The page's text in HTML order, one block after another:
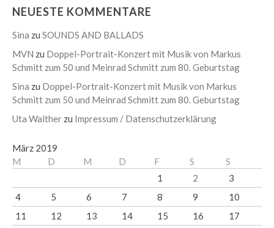
NEUESTE KOMMENTARE
Sina zu SOUNDS AND BALLADS
MVN zu Doppel-Portrait-Konzert mit Musik von Markus
Schmitt zum 50 und Meinrad Schmitt zum 80. Geburtstag
Sina zu Doppel-Portrait-Konzert mit Musik von Markus
Schmitt zum 50 und Meinrad Schmitt zum 80. Geburtstag
Uta Walther zu Impressum / Datenschutzerklärung
März 2019
M
D M D F S
S
1
2
3
4
5 6 7 8 9
10
11
12 13 14 15 16
17